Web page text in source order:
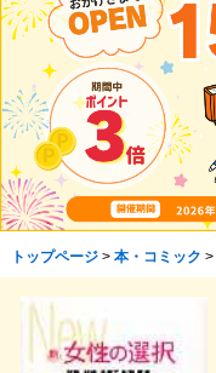
トップページ> 本・コミック >